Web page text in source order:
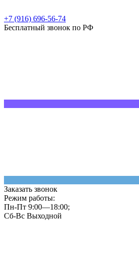
+7 (916) 696-56-74
Бесплатный звонок по РФ
Заказать звонок
Режим работы:
Пн-Пт 9:00—18:00;
Сб-Вс Выходной